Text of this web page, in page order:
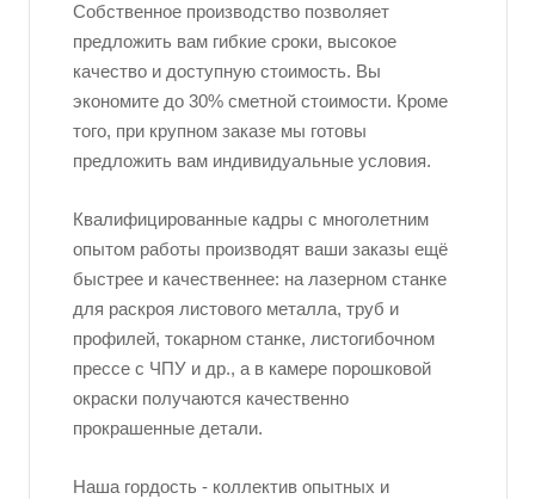
Собственное производство позволяет
предложить вам гибкие сроки, высокое
качество и доступную стоимость. Вы
экономите до 30% сметной стоимости. Кроме
того, при крупном заказе мы готовы
предложить вам индивидуальные условия.
Квалифицированные кадры с многолетним
опытом работы производят ваши заказы ещё
быстрее и качественнее: на лазерном станке
для раскроя листового металла, труб и
профилей, токарном станке, листогибочном
прессе с ЧПУ и др., а в камере порошковой
окраски получаются качественно
прокрашенные детали.
Наша гордость - коллектив опытных и